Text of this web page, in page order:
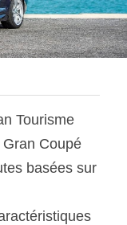
Tourisme
Gran Coupé
basées sur